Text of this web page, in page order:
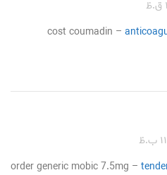
cost coumadin –
order generic mobic 7.5mg –